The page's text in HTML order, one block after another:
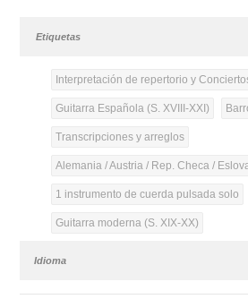
Etiquetas
Interpretación de repertorio y
Guitarra Española (S. XVIII-XXI)
Transcripciones y arreglos
Alemania / Austria / Rep. Checa /
1 instrumento de cuerda pulsada solo
Guitarra moderna (S. XIX-XX)
Idioma